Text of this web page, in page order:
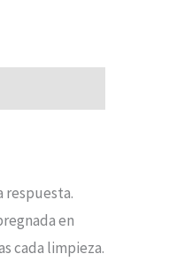
respuesta.
en
cada limpieza.